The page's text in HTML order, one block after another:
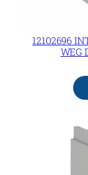
12102696
WEG